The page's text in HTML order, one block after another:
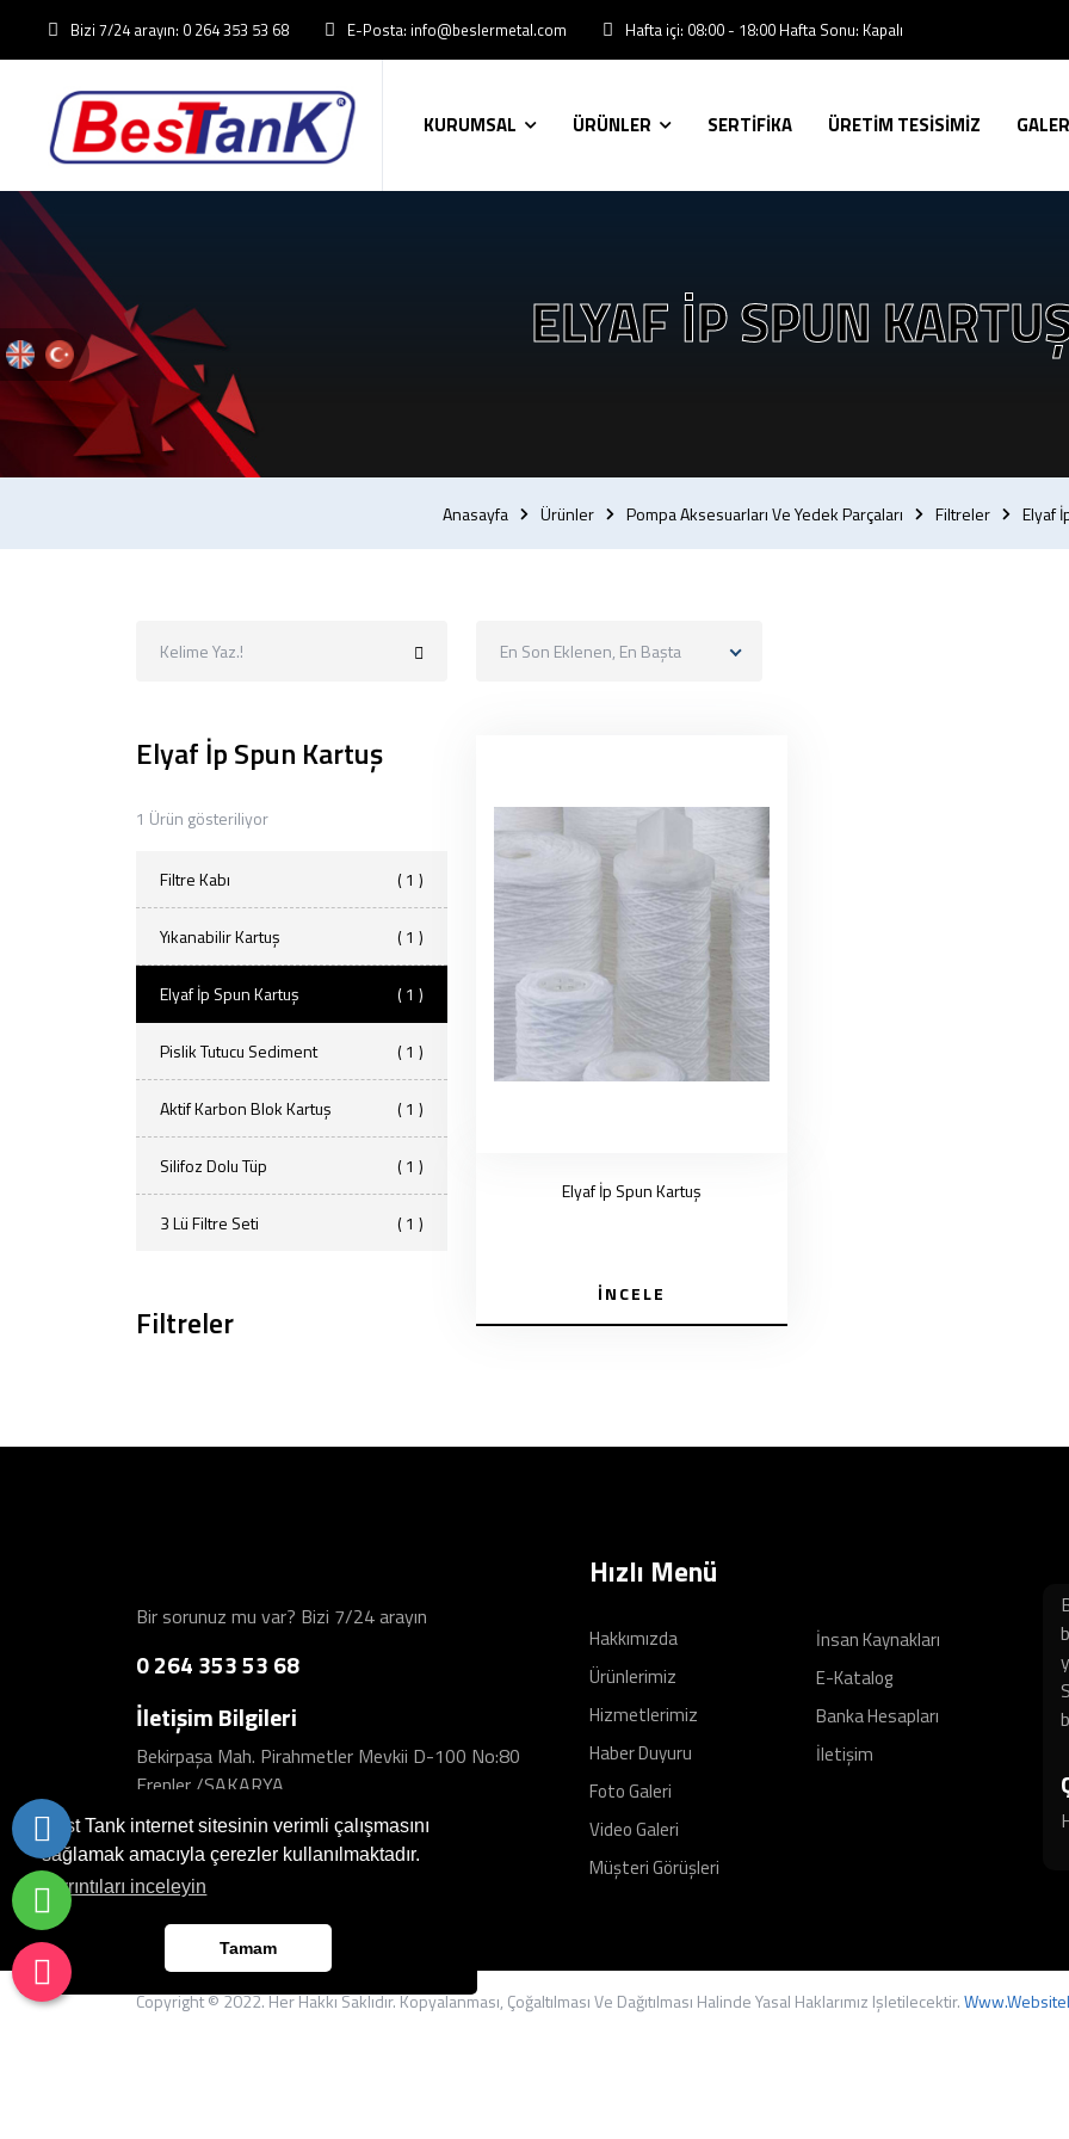
Best Tank internet sitesinin verimli çalışmasını
sağlamak amacıyla çerezler kullanılmaktadır.
Ayrıntıları inceleyin
Tamam
Bizi 7/24 arayın: 0 264 353 53 68 E-Posta: info@beslermetal.com Hafta içi: 08:00 - 18:00 Hafta Sonu: Kapalı
KURUMSAL ÜRÜNLER SERTİFİKA ÜRETİM TESİSİMİZ
ELYAF İP SPUN
Anasayfa Ürünler Pompa Aksesuarları Ve Yedek Parçaları Filtreler Elyaf
Elyaf İp Spun Kartuş
1 Ürün gösteriliyor
Filtre Kabı ( 1 )
Yıkanabilir Kartuş ( 1 )
Elyaf İp Spun Kartuş ( 1 )
Pislik Tutucu Sediment ( 1 )
Aktif Karbon Blok Kartuş ( 1 )
Silifoz Dolu Tüp ( 1 )
3 Lü Filtre Seti ( 1 )
Filtreler
En Son Eklenen, En Başta
Elyaf İp Spun Kartuş
İNCELE
Bir sorunuz mu var? Bizi 7/24 arayın
0 264 353 53 68
İletişim Bilgileri
Bekirpaşa Mah. Pirahmetler Mevkii D-100 No:80
Erenler /SAKARYA
Hızlı Menü
Hakkımızda
Ürünlerimiz
Hizmetlerimiz
Haber Duyuru
Foto Galeri
Video Galeri
Müşteri Görüşleri
İnsan Kaynakları
E-Katalog
Banka Hesapları
İletişim
Copyright © 2022. Her Hakkı Saklıdır. Kopyalanması, Çoğaltılması Ve Dağıtılması Halinde Yasal Haklarımız Işletilecektir.